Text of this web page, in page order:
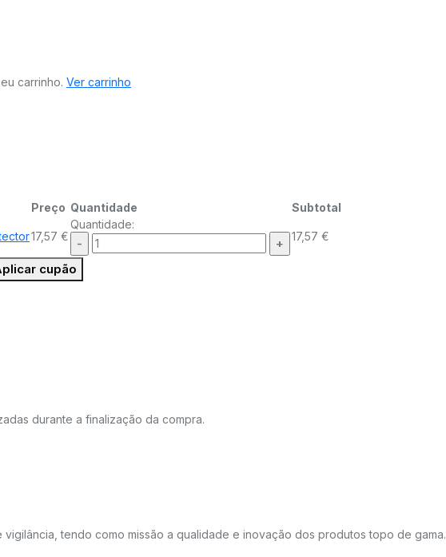
carrinho. Ver carrinho
Preço Quantidade Subtotal
17,57 €
Quantidade:
17,57 €
cupão
durante a finalização da compra.
tendo como missão a qualidade e inovação dos produtos topo de gama.